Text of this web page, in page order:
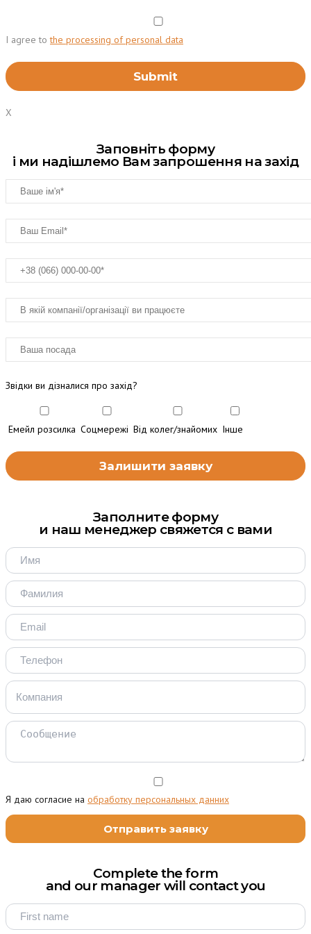
I agree tothe processing of personal data
X
Заповніть форму
і ми надішлемо Вам запрошення на захід
Звідки ви дізналися про захід?
Емейл розсилка Соцмережі Від колег/знайомих Інше
Заполните форму
и наш менеджер свяжется с вами
Я даю согласие на обработку персональных данних
Complete the form
and our manager will contact you